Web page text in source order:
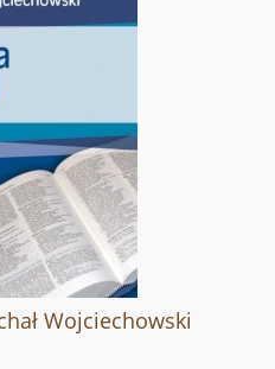
Wojciechowski